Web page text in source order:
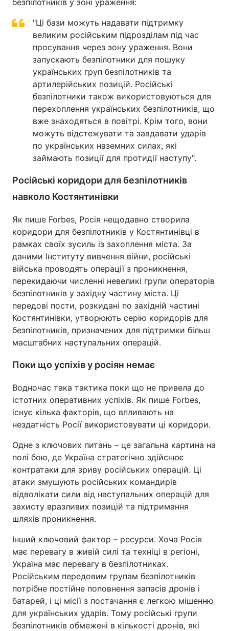
безпілотників у зоні ураження:
"Ці бази можуть надавати підтримку
великим російським підрозділам під час
просування через зону ураження. Вони
запускають безпілотники для пошуку
українських груп безпілотників та
артилерійських позицій. Російські
безпілотники також використовуються для
перехоплення українських безпілотників, що
вже знаходяться в повітрі. Крім того, вони
можуть відстежувати та завдавати ударів
по українських наземних силах, які
займають позиції для протидії наступу".
Російські коридори для безпілотників
навколо Костянтинівки
Як пише Forbes, Росія нещодавно створила
коридори для безпілотників у Костянтинівці в
рамках своїх зусиль із захоплення міста. За
даними Інституту вивчення війни, російські
війська проводять операції з проникнення,
перекидаючи численні невеликі групи операторів
безпілотників у західну частину міста. Ці
передові пости, розкидані по західній частині
Костянтинівки, утворюють серію коридорів для
безпілотників, призначених для підтримки більш
масштабних наступальних операцій.
Поки що успіхів у росіян немає
Водночас така тактика поки що не привела до
істотних оперативних успіхів. Як пише Forbes,
існує кілька факторів, що впливають на
нездатність Росії використовувати ці коридори.
Одне з ключових питань – це загальна картина на
полі бою, де Україна стратегічно здійснює
контратаки для зриву російських операцій. Ці
атаки змушують російських командирів
відволікати сили від наступальних операцій для
захисту вразливих позицій та підтримання
шляхів проникнення.
Інший ключовий фактор – ресурси. Хоча Росія
має перевагу в живій силі та техніці в регіоні,
Україна має перевагу в безпілотниках.
Російським передовим групам безпілотників
потрібне постійне поповнення запасів дронів і
батарей, і ці місії з постачання є легкою мішенню
для українських ударів. Тому російські групи
безпілотників обмежені в кількості дронів, які